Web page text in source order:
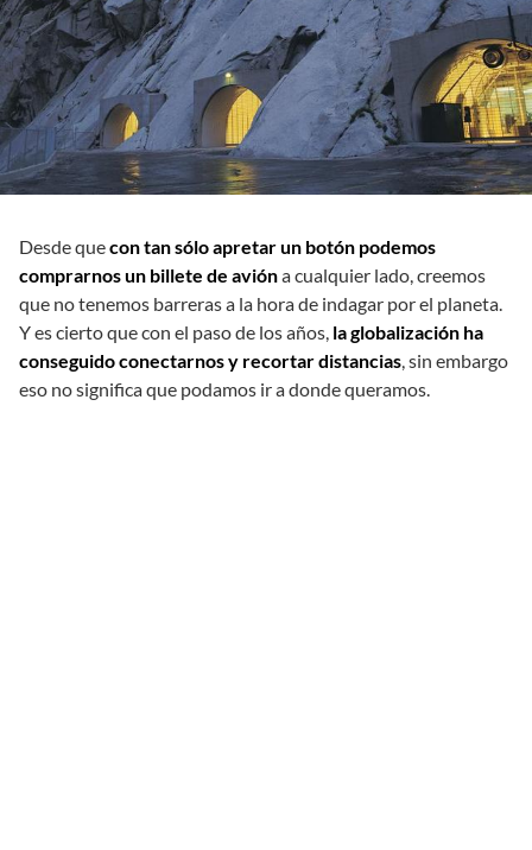
Desde quecon tan sólo apretar un botón podemos
comprarnos un billete de avióna cualquier lado, creemos
que no tenemos barreras a la hora de indagar por el planeta.
Y es cierto que con el paso de los años, la globalización ha
conseguido conectarnos y recortar distancias, sin embargo
eso no significa que podamos ir a donde queramos.